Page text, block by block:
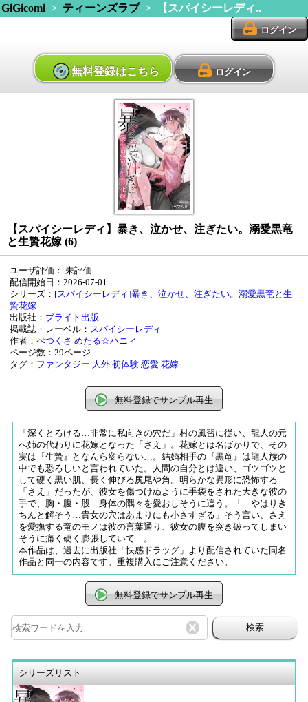
GiGicomi> ティーンズラブ> 【スパイシーレディ..
ログイン
無料登録はこちら ログイン
【スパイシーレディ】暴き、泣かせ、注ぎたい。溺愛黒竜
と生贄花嫁 (6)
ユーザ評価： 未評価
配信開始日：2026-07-01
シリーズ： [スパイシーレディ]暴き、泣かせ、注ぎたい。溺愛黒竜と生
贄花嫁
出版社： ブライト出版
掲載誌・レーベル： スパイシーレディ
作者：べつくさ めたる☆ハニィ
ページ数：29ページ
タグ： ファンタジー 人外 初体験 恋愛 花嫁
無料登録でサンプル再生
「深くとろける…非常に私向きの穴だ」村の風習に従い、龍人の元
へ姉の代わりに花嫁となった「さえ」。花嫁とは名ばかりで、その
実は『生贄』となんら変らない…。結婚相手の『黒竜』は龍人族の
中でも恐ろしいと言われていた。人間の自分とは違い、ゴツゴツと
して硬く黒い肌、長く伸びる尻尾や角。明らかな異形に恐怖する
「さえ」だったが、彼女を傷つけぬように手袋をされた大きな彼の
手で、胸・腹・股…身体の隅々を愛おしそうに這う。「…やはりき
ちんと解そう…貴女の穴はあまりにも小さすぎる」そう言い、さえ
を愛撫する竜のモノは彼の言葉通り、彼女の腹を突き破ってしまい
そうに痛く硬く膨張していて…。
本作品は、過去に出版社「快感ドラッグ」より配信されていた同名
作品と同一の内容です。重複購入にご注意ください。
無料登録でサンプル再生
検索
シリーズリスト